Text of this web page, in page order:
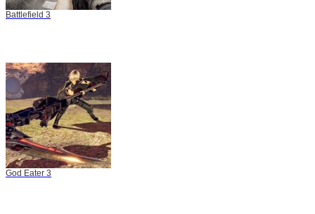
Battlefield 3
God Eater 3